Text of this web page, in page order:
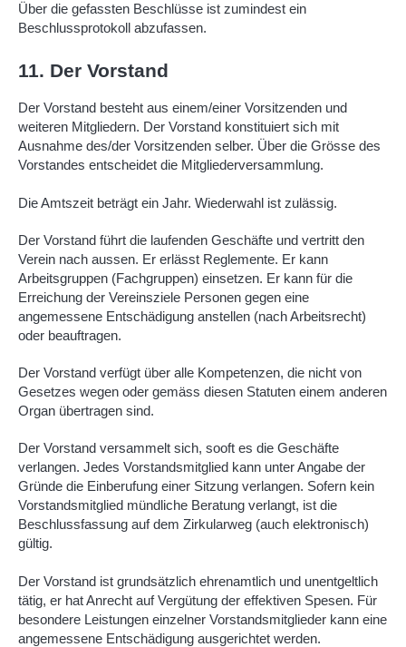
Über die gefassten Beschlüsse ist zumindest ein
Beschlussprotokoll abzufassen.
11. Der Vorstand
Der Vorstand besteht aus einem/einer Vorsitzenden und
weiteren Mitgliedern. Der Vorstand konstituiert sich mit
Ausnahme des/der Vorsitzenden selber. Über die Grösse des
Vorstandes entscheidet die Mitgliederversammlung.
Die Amtszeit beträgt ein Jahr. Wiederwahl ist zulässig.
Der Vorstand führt die laufenden Geschäfte und vertritt den
Verein nach aussen. Er erlässt Reglemente. Er kann
Arbeitsgruppen (Fachgruppen) einsetzen. Er kann für die
Erreichung der Vereinsziele Personen gegen eine
angemessene Entschädigung anstellen (nach Arbeitsrecht)
oder beauftragen.
Der Vorstand verfügt über alle Kompetenzen, die nicht von
Gesetzes wegen oder gemäss diesen Statuten einem anderen
Organ übertragen sind.
Der Vorstand versammelt sich, sooft es die Geschäfte
verlangen. Jedes Vorstandsmitglied kann unter Angabe der
Gründe die Einberufung einer Sitzung verlangen. Sofern kein
Vorstandsmitglied mündliche Beratung verlangt, ist die
Beschlussfassung auf dem Zirkularweg (auch elektronisch)
gültig.
Der Vorstand ist grundsätzlich ehrenamtlich und unentgeltlich
tätig, er hat Anrecht auf Vergütung der effektiven Spesen. Für
besondere Leistungen einzelner Vorstandsmitglieder kann eine
angemessene Entschädigung ausgerichtet werden.